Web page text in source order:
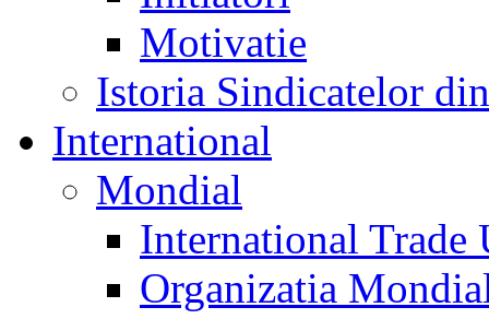
Motivatie
Istoria Sindicatelor
International
Mondial
International Trade
Organizatia